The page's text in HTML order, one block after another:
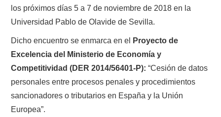
los próximos días 5 a 7 de noviembre de 2018 en la
Universidad Pablo de Olavide de Sevilla.
Dicho encuentro se enmarca en el
Proyecto de
Excelencia del Ministerio de Economía y
Competitividad (DER 2014/56401-P): “Cesión de datos
personales entre procesos penales y procedimientos
sancionadores o tributarios en España y la Unión
Europea”.